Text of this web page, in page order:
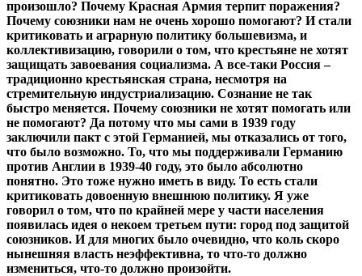
произошло? Почему Красная Армия терпит поражения?
Почему союзники нам не очень хорошо помогают? И стали
критиковать и аграрную политику большевизма, и
коллективизацию, говорили о том, что крестьяне не хотят
защищать завоевания социализма. А все-таки Россия –
традиционно крестьянская страна, несмотря на
стремительную индустриализацию. Сознание не так
быстро меняется. Почему союзники не хотят помогать или
не помогают? Да потому что мы сами в 1939 году
заключили пакт с этой Германией, мы отказались от того,
что было возможно. То, что мы поддерживали Германию
против Англии в 1939-40 году, это было абсолютно
понятно. Это тоже нужно иметь в виду. То есть стали
критиковать довоенную внешнюю политику. Я уже
говорил о том, что по крайней мере у части населения
появилась идея о некоем третьем пути: город под защитой
союзников. И для многих было очевидно, что коль скоро
нынешняя власть неэффективна, то что-то должно
измениться, что-то должно произойти.